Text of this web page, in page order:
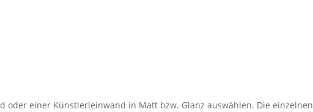
oder einer Künstlerleinwand in Matt bzw. Glanz auswählen. Die einzelnen